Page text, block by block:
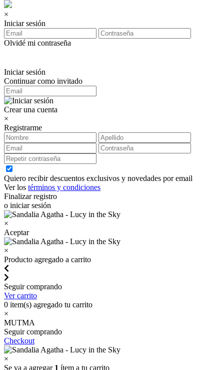
×
Iniciar sesión
Olvidé mi contraseña
Iniciar sesión
Continuar como invitado
Crear una cuenta
×
Registrarme
Quiero recibir descuentos exclusivos y novedades por email
Ver los términos y condiciones
Finalizar registro
o iniciar sesión
×
Aceptar
×
Producto agregado a carrito
Seguir comprando
Ver carrito
0 item(s) agregado tu carrito
×
MUTMA
Seguir comprando
Checkout
×
Se va a agregar 1 ítem a tu carrito